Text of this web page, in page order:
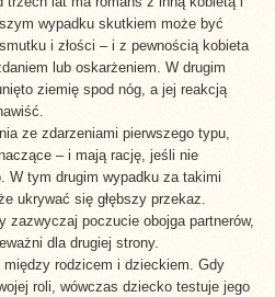
wypadku skutkiem może być
i złości – i z pewnością kobieta
lub oskarżeniem. W drugim
ziemię spod nóg, a jej reakcją
ze zdarzeniami pierwszego typu,
‒ i mają rację, jeśli nie
W tym drugim wypadku za takimi
ukrywać się głębszy przekaz.
zazwyczaj poczucie obojga partnerów,
dla drugiej strony.
rodzicem i dzieckiem. Gdy
roli, wówczas dziecko testuje jego